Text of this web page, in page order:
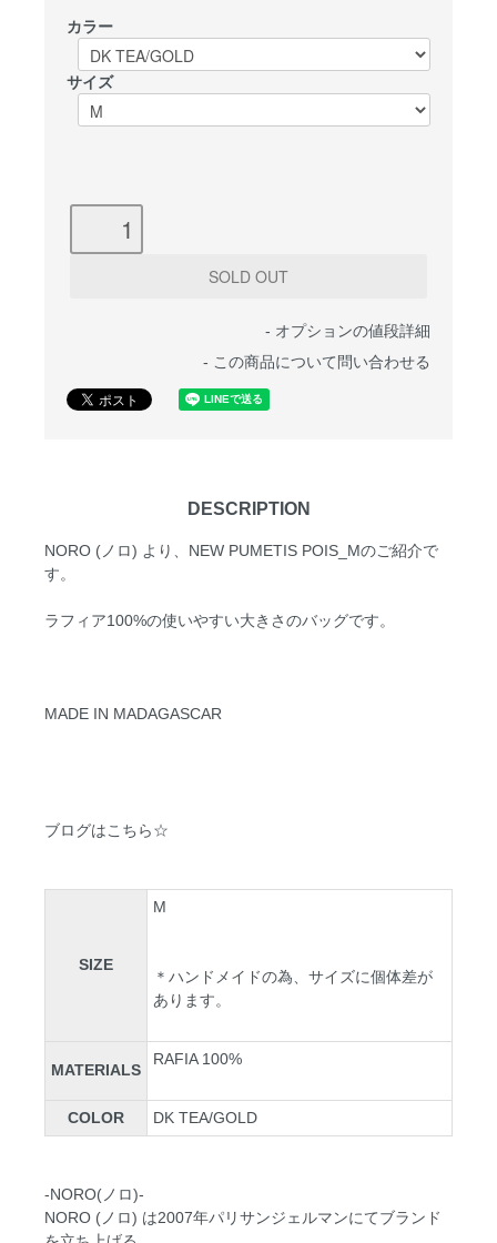
カラー
サイズ
- オプションの値段詳細
- この商品について問い合わせる
DESCRIPTION
NORO (ノロ) より、NEW PUMETIS POIS_Mのご紹介で
す。
ラフィア100%の使いやすい大きさのバッグです。
MADE IN MADAGASCAR
ブログはこちら☆
SIZE
M
＊ハンドメイドの為、サイズに個体差が
あります。
MATERIALS
RAFIA 100%
COLOR DK TEA/GOLD
-NORO(ノロ)-
NORO (ノロ) は2007年パリサンジェルマンにてブランド